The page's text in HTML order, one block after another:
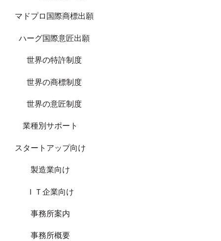
マドプロ国際商標出願
ハーグ国際意匠出願
世界の特許制度
世界の商標制度
世界の意匠制度
業種別サポート
スタートアップ向け
製造業向け
ＩＴ企業向け
事務所案内
事務所概要